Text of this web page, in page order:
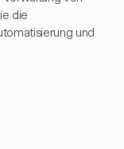
die
und